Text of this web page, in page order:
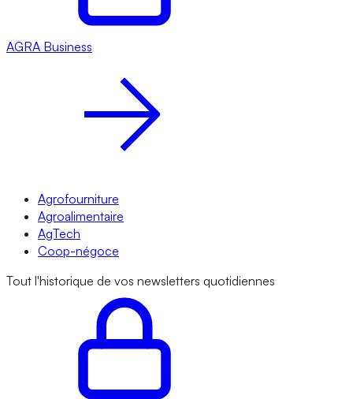
AGRA Business
Agrofourniture
Agroalimentaire
AgTech
Coop-négoce
Tout l'historique de vos newsletters quotidiennes